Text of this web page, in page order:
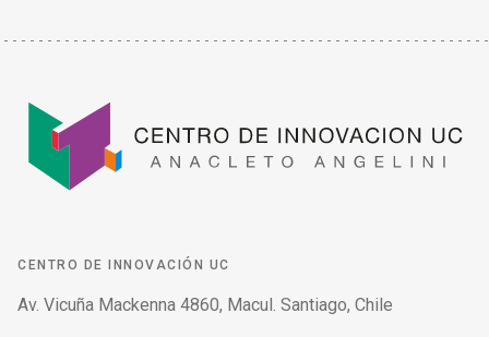
CENTRO DE INNOVACIÓN UC
Av. Vicuña Mackenna 4860, Macul. Santiago, Chile